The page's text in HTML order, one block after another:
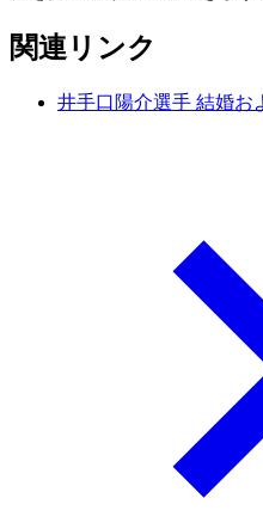
関連リンク
井手口陽介選手 結婚お